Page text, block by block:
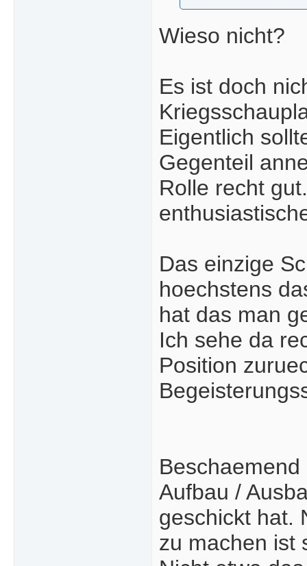
Wieso nicht?
Es ist doch
Eigentlich
Gegenteil
Rolle recht
Das einzige
hoechstens
hat das man
Ich sehe da
Position
Aufbau /
geschickt hat.
zu machen ist